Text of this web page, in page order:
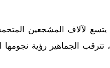
يتسع لآلاف المشجعين
تترقب الجماهير رؤية